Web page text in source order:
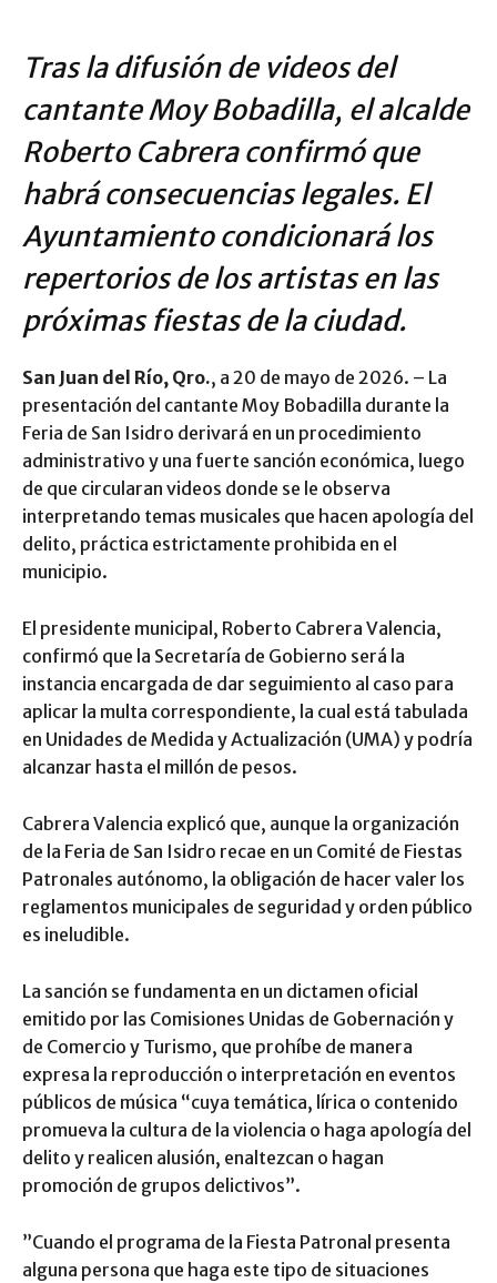
​Tras la difusión de videos del
cantante Moy Bobadilla, el alcalde
Roberto Cabrera confirmó que
habrá consecuencias legales. El
Ayuntamiento condicionará los
repertorios de los artistas en las
próximas fiestas de la ciudad.
San Juan del Río, Qro., a 20 de mayo de 2026. – La
presentación del cantante Moy Bobadilla durante la
Feria de San Isidro derivará en un procedimiento
administrativo y una fuerte sanción económica, luego
de que circularan videos donde se le observa
interpretando temas musicales que hacen apología del
delito, práctica estrictamente prohibida en el
municipio.
​El presidente municipal, Roberto Cabrera Valencia,
confirmó que la Secretaría de Gobierno será la
instancia encargada de dar seguimiento al caso para
aplicar la multa correspondiente, la cual está tabulada
en Unidades de Medida y Actualización (UMA) y podría
alcanzar hasta el millón de pesos.
​Cabrera Valencia explicó que, aunque la organización
de la Feria de San Isidro recae en un Comité de Fiestas
Patronales autónomo, la obligación de hacer valer los
reglamentos municipales de seguridad y orden público
es ineludible.
​La sanción se fundamenta en un dictamen oficial
emitido por las Comisiones Unidas de Gobernación y
de Comercio y Turismo, que prohíbe de manera
expresa la reproducción o interpretación en eventos
públicos de música “cuya temática, lírica o contenido
promueva la cultura de la violencia o haga apología del
delito y realicen alusión, enaltezcan o hagan
promoción de grupos delictivos”.
​”Cuando el programa de la Fiesta Patronal presenta
alguna persona que haga este tipo de situaciones